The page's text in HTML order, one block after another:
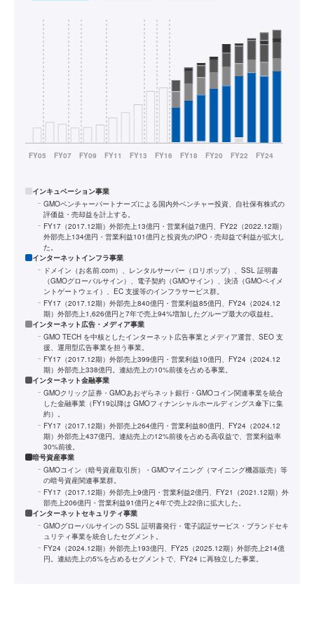
インキュベーション事業
GMOベンチャーパートナーズによる国内外ベンチャー投資、自社保有株式の
評価益・売却益を計上する。
FY17（2017.12期）外部売上13億円・営業利益7億円、FY22（2022.12期）
外部売上134億円・営業利益101億円と投資先のIPO・売却益で利益が拡大し
た。
インターネットインフラ事業
ドメイン（お名前.com）、レンタルサーバー（ロリポップ）、SSL 証明書
（GMOグローバルサイン）、電子契約（GMOサイン）、決済（GMOペイメ
ントゲートウェイ）、EC 支援等のインフラサービス群。
FY17（2017.12期）外部売上840億円・営業利益85億円、FY24（2024.12
期）外部売上1,626億円と7年で売上94%増加したグループ最大の収益柱。
インターネット広告・メディア事業
GMO TECH を中核としたインターネット広告事業とメディア運営、SEO 支
援、運用型広告事業を担う事業。
FY17（2017.12期）外部売上399億円・営業利益10億円、FY24（2024.12
期）外部売上338億円。連結売上の10%前後を占める事業。
インターネット金融事業
GMOクリック証券・GMOあおぞらネット銀行・GMOコイン関連事業を統合
した金融事業（FY19以降は GMOフィナンシャルホールディングス傘下に集
約）。
FY17（2017.12期）外部売上264億円・営業利益80億円、FY24（2024.12
期）外部売上437億円。連結売上の12%前後を占める高収益で、営業利益率
30%前後。
暗号資産事業
GMOコイン（暗号資産取引所）・GMOマイニング（マイニング機器販売）等
の暗号資産関連事業群。
FY17（2017.12期）外部売上9億円・営業利益2億円、FY21（2021.12期）外
部売上206億円・営業利益91億円と4年で売上22倍に拡大した。
インターネットセキュリティ事業
GMOグローバルサインの SSL 証明書発行・電子認証サービス・ブランドセキ
ュリティ事業を統合したセグメント。
FY24（2024.12期）外部売上193億円、FY25（2025.12期）外部売上214億
円。連結売上の5%を占めるセグメントで、FY24 に再独立した事業。